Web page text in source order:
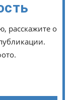
расскажите о